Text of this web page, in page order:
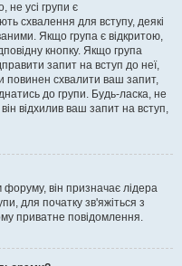
не усі групи є
схвалення для вступу, деякі
Якщо група є відкритою,
кнопку. Якщо група
запит на вступ до неї,
повинен схвалити ваш запит,
до групи. Будь-ласка, не
відхилив ваш запит на вступ,
він призначає лідера
для початку зв'яжіться з
приватне повідомлення.